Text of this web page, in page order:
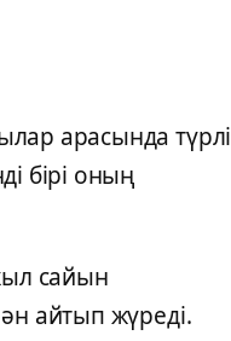
арасында түрлі
бірі оның
сайын
айтып жүреді.